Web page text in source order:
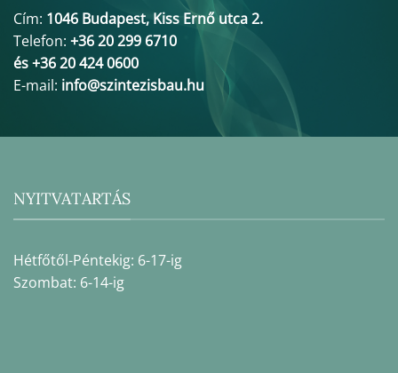
Cím: 1046 Budapest, Kiss Ernő utca 2.
Telefon: +36 20 299 6710
és +36 20 424 0600
E-mail: info@szintezisbau.hu
NYITVATARTÁS
Hétfőtől-Péntekig: 6-17-ig
Szombat: 6-14-ig